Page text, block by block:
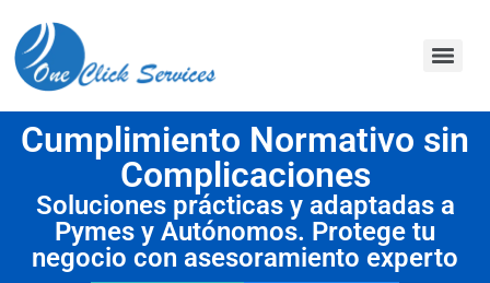
Cumplimiento Normativo sin
Complicaciones
Soluciones prácticas y adaptadas a
Pymes y Autónomos. Protege tu
negocio con asesoramiento experto